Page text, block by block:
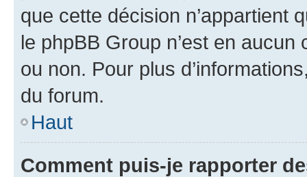
que cette décision n’appartient
le phpBB Group n’est en
ou non. Pour plus
du forum.
Haut
Comment puis-je rapporter